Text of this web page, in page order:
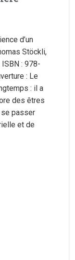
d’un
Stöckli,
: 978-
: Le
: il a
des êtres
passer
et de